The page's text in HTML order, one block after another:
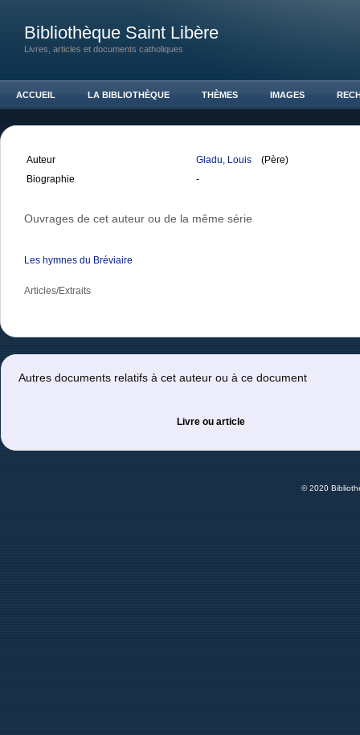
Bibliothèque Saint Libère
Livres, articles et documents catholiques
ACCUEIL LA BIBLIOTHÈQUE THÈMES IMAGES
Auteur Gladu, Louis
(Père)
Biographie
-
Ouvrages de cet auteur ou de la même série
Les hymnes du Bréviaire
Articles/Extraits
Autres documents relatifs à cet auteur ou à ce document
Livre ou article
© 2020